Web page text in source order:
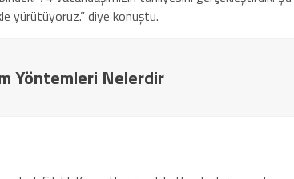
yürütüyoruz.” diye konuştu.
Yöntemleri Nelerdir